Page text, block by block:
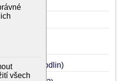
(Simon)
35 (pan Codlin)
všech